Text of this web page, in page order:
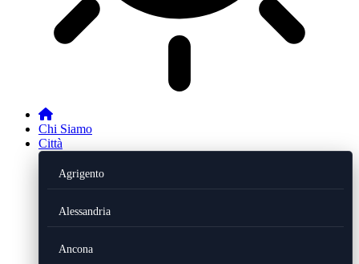
Chi Siamo
Città
Agrigento
Alessandria
Ancona